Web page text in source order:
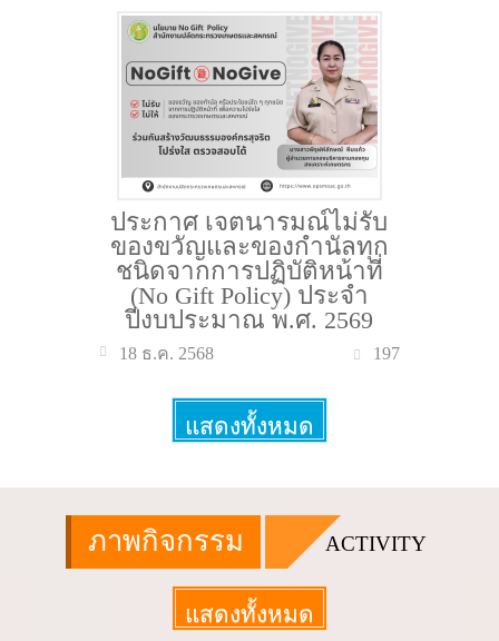
ประกาศ เจตนารมณ์ไม่รับ
ของขวัญและของกำนัลทุก
ชนิดจากการปฏิบัติหน้าที่
(No Gift Policy) ประจำ
ปีงบประมาณ พ.ศ. 2569
18 ธ.ค. 2568 197
แสดงทั้งหมด
More
ภาพกิจกรรม ACTIVITY
แสดงทั้งหมด